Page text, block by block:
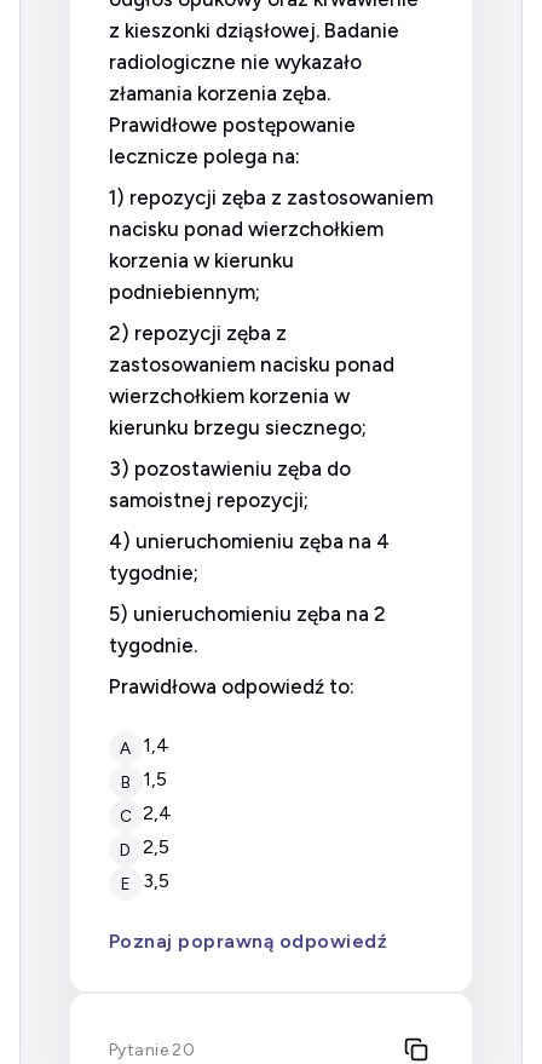
z kieszonki dziąsłowej. Badanie
radiologiczne nie wykazało
złamania korzenia zęba.
Prawidłowe postępowanie
lecznicze polega na:
1) repozycji zęba z zastosowaniem
nacisku ponad wierzchołkiem
korzenia w kierunku
podniebiennym;
2) repozycji zęba z
zastosowaniem nacisku ponad
wierzchołkiem korzenia w
kierunku brzegu siecznego;
3) pozostawieniu zęba do
samoistnej repozycji;
4) unieruchomieniu zęba na 4
tygodnie;
5) unieruchomieniu zęba na 2
tygodnie.
Prawidłowa odpowiedź to:
A 1,4
B 1,5
C 2,4
D 2,5
E 3,5
Poznaj poprawną odpowiedź
Pytanie 20